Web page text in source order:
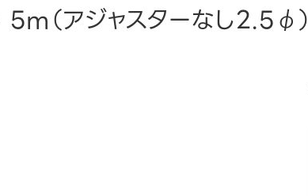
（アジャスターなし2.5φ）